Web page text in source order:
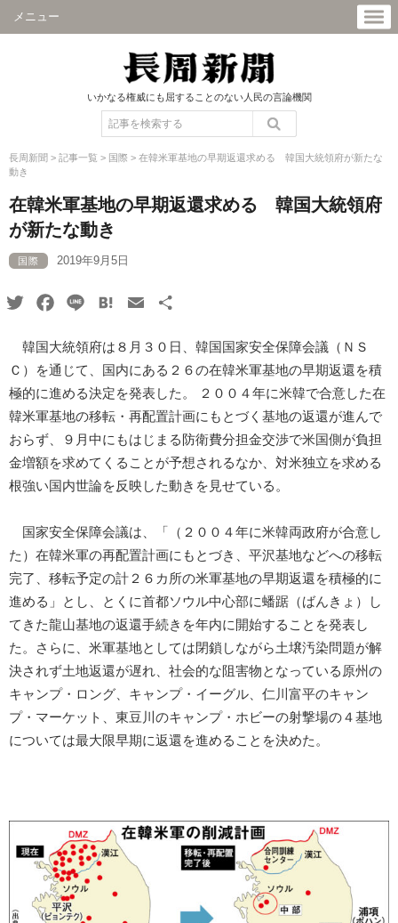
メニュー
いかなる権威にも屈することのない人民の言論機関
長周新聞 > 記事一覧 > 国際 > 在韓米軍基地の早期返還求める 韓国大統領府が新たな
動き
在韓米軍基地の早期返還求める 韓国大統領府
が新たな動き
国際 2019年9月5日
TwitterFacebook
Line HatenaEmail
韓国大統領府は８月３０日、韓国国家安全保障会議（ＮＳ
Ｃ）を通じて、国内にある２６の在韓米軍基地の早期返還を積
極的に進める決定を発表した。 ２００４年に米韓で合意した在
韓米軍基地の移転・再配置計画にもとづく基地の返還が進んで
おらず、９月中にもはじまる防衛費分担金交渉で米国側が負担
金増額を求めてくることが予想されるなか、対米独立を求める
根強い国内世論を反映した動きを見せている。
国家安全保障会議は、「（２００４年に米韓両政府が合意し
た）在韓米軍の再配置計画にもとづき、平沢基地などへの移転
完了、移転予定の計２６カ所の米軍基地の早期返還を積極的に
進める」とし、とくに首都ソウル中心部に蟠踞（ばんきょ）し
てきた龍山基地の返還手続きを年内に開始することを発表し
た。さらに、米軍基地としては閉鎖しながら土壌汚染問題が解
決されず土地返還が遅れ、社会的な阻害物となっている原州の
キャンプ・ロング、キャンプ・イーグル、仁川富平のキャン
プ・マーケット、東豆川のキャンプ・ホビーの射撃場の４基地
については最大限早期に返還を進めることを決めた。